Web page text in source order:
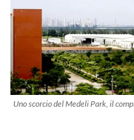
Uno scorcio del Medeli Park, il